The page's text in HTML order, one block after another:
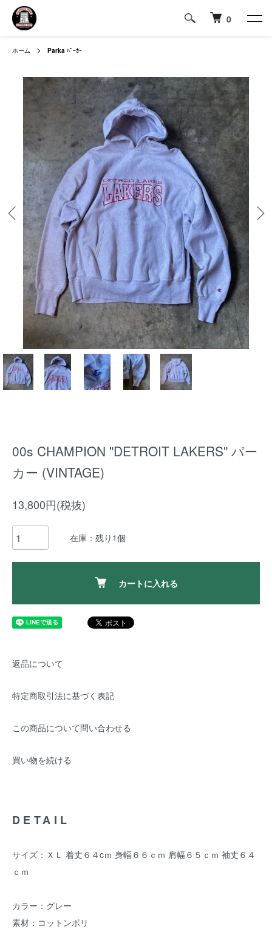
0
ホーム Parka ﾊﾟｰｶｰ
00s CHAMPION "DETROIT LAKERS" パー
カー (VINTAGE)
13,800円(税抜)
在庫：残り1個
カートに入れる
返品について
特定商取引法に基づく表記
この商品について問い合わせる
買い物を続ける
DETAIL
サイズ：ＸＬ 着丈６４cｍ 身幅６６ｃｍ 肩幅６５ｃｍ 袖丈６４
ｃｍ
カラー：グレー
素材：コットンポリ